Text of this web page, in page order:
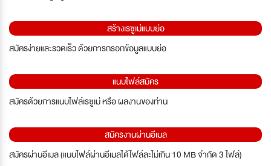
สร้างเรซูเม่แบบย่อ
สมัครง่ายและรวดเร็ว ด้วยการกรอกข้อมูลแบบย่อ
แนบไฟล์สมัคร
สมัครด้วยการแนบไฟล์เรซูเม่ หรือ ผลงานของท่าน
สมัครงานผ่านอีเมล
สมัครผ่านอีเมล (แนบไฟล์ผ่านอีเมลได้ไฟล์ละไม่เกิน 10 MB จำกัด 3 ไฟล์)